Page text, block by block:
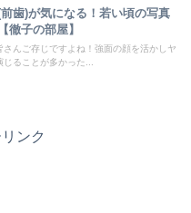
歯)が気になる！若い頃の写真
徹子の部屋】
んご存じですよね！強面の顔を活かしヤ
ることが多かった...
ンク